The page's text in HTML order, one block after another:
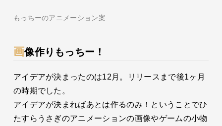
もっちーのアニメーション案
画像作りもっちー！
アイデアが決まったのは12月。リリースまで後1ヶ月
の時期でした。
アイデアが決まればあとは作るのみ！ということでひ
たすらうさぎのアニメーションの画像やゲームの小物